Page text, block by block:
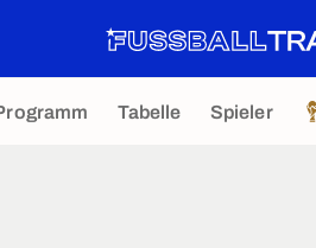
Tabelle Spieler